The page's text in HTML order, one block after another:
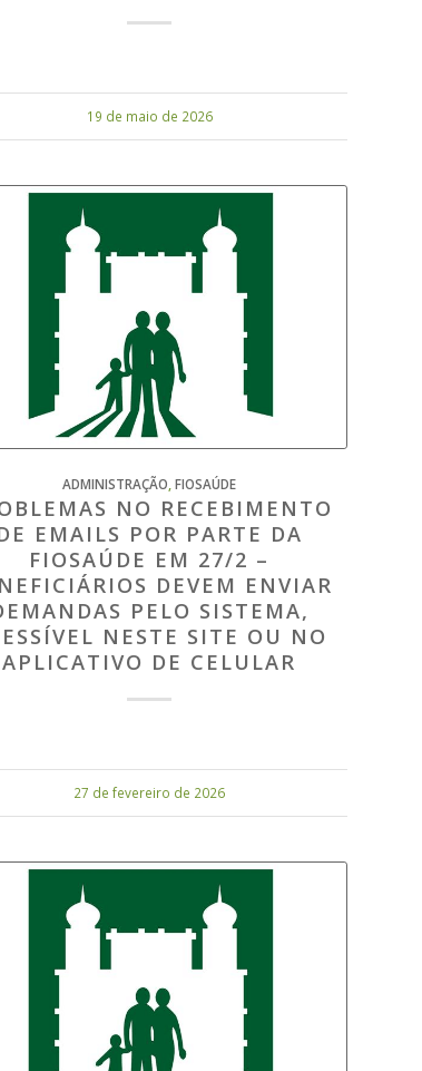
19 de maio de 2026
ADMINISTRAÇÃO ,FIOSAÚDE
NO RECEBIMENTO
EMAILS POR PARTE DA
FIOSAÚDE EM 27/2 –
DEVEM ENVIAR
PELO SISTEMA,
NESTE SITE OU NO
APLICATIVO DE CELULAR
27 de fevereiro de 2026